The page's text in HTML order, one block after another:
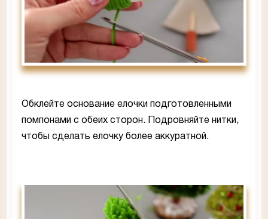
Обклейте основание елочки подготовленными
помпонами с обеих сторон. Подровняйте нитки,
чтобы сделать елочку более аккуратной.